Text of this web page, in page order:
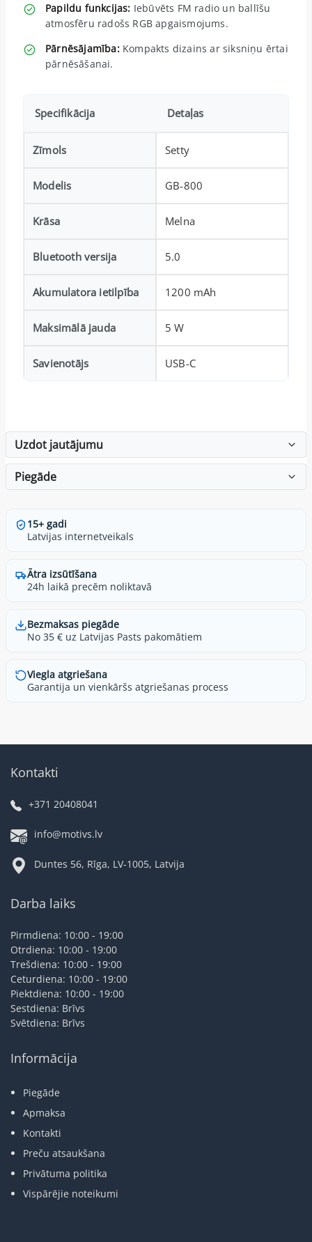
Papildu funkcijas: Iebūvēts FM radio un ballīšu
atmosfēru radošs RGB apgaismojums.
Pārnēsājamība:Kompakts dizains ar siksniņu ērtai
pārnēsāšanai.
Specifikācija Detaļas
Zīmols Setty
Modelis GB-800
Krāsa Melna
Bluetooth versija 5.0
Akumulatora ietilpība 1200 mAh
Maksimālā jauda 5 W
Savienotājs USB-C
Uzdot jautājumu
Piegāde
15+ gadi
Latvijas internetveikals
Ātra izsūtīšana
24h laikā precēm noliktavā
Bezmaksas piegāde
No 35 € uz Latvijas Pasts pakomātiem
Viegla atgriešana
Garantija un vienkāršs atgriešanas process
Kontakti
+371 20408041
info@motivs.lv
Duntes 56, Rīga, LV-1005, Latvija
Darba laiks
Pirmdiena: 10:00 - 19:00
Otrdiena: 10:00 - 19:00
Trešdiena: 10:00 - 19:00
Ceturdiena: 10:00 - 19:00
Piektdiena: 10:00 - 19:00
Sestdiena: Brīvs
Svētdiena: Brīvs
Informācija
Piegāde
Apmaksa
Kontakti
Preču atsaukšana
Privātuma politika
Vispārējie noteikumi